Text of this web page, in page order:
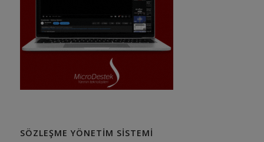
SÖZLEŞME YÖNETIM SISTEMI